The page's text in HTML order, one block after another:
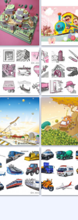
カットイラ... 物カットイ
へ 実りの惑星
物カット... 乗り物カット